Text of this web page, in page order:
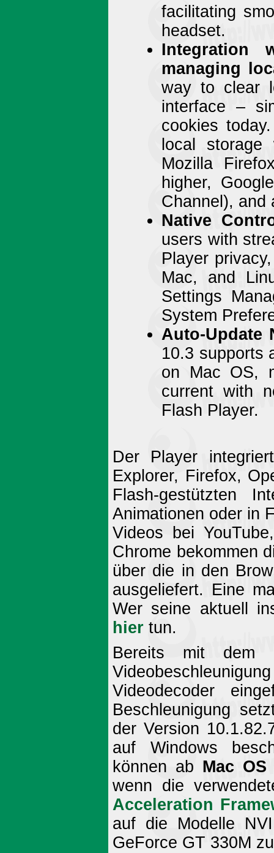
facilitating
headset.
Integration
managing
way to clear
interface –
cookies
local
Mozilla
higher,
Channel), and
Native
users with
Player
Mac, and
Settings
System
Auto-Update
10.3 supports
on Mac OS,
current with
Flash Player.
Der Player
Explorer, Firefox,
Flash-gestützten
Animationen oder in
Videos bei
Chrome bekommen
über die in den
ausgeliefert. Eine
Wer seine aktuell
hier tun.
Bereits mit dem
Videodecoder
Beschleunigung
der Version
auf Windows
können ab Mac OS
wenn die
Acceleration
auf die Modelle
GeForce GT 330M